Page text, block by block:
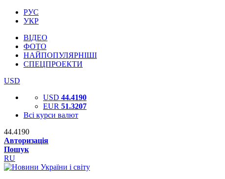
РУС
УКР
ВІДЕО
ФОТО
НАЙПОПУЛЯРНІШІ
СПЕЦПРОЕКТИ
USD
USD 44.4190
EUR 51.3207
Всі курси валют
44.4190
Авторизація
Пошук
RU